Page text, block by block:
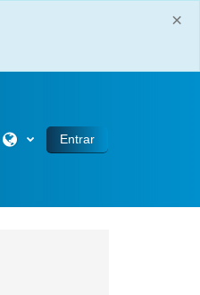
×
Alternar entrada de pesquisa
Entrar